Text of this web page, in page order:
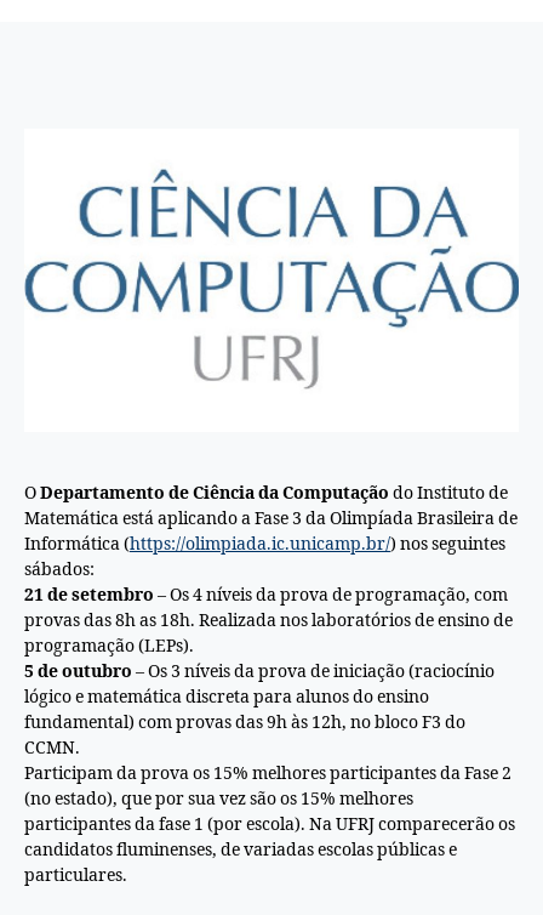
ODepartamento de Ciência da Computação do Instituto de
Matemática está aplicando a Fase 3 da Olimpíada Brasileira de
Informática (https://olimpiada.ic.unicamp.br/) nos seguintes
sábados:
21 de setembro – Os 4 níveis da prova de programação, com
provas das 8h as 18h. Realizada nos laboratórios de ensino de
programação (LEPs).
5 de outubro – Os 3 níveis da prova de iniciação (raciocínio
lógico e matemática discreta para alunos do ensino
fundamental) com provas das 9h às 12h, no bloco F3 do
CCMN.
Participam da prova os 15% melhores participantes da Fase 2
(no estado), que por sua vez são os 15% melhores
participantes da fase 1 (por escola). Na UFRJ comparecerão os
candidatos fluminenses, de variadas escolas públicas e
particulares.